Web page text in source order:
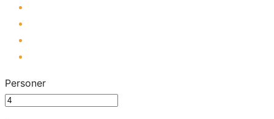
Personer